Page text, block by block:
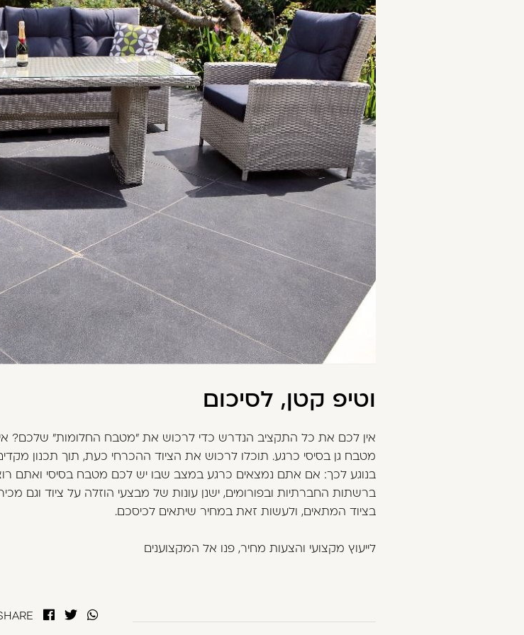
וטיפ קטן, לסיכום
אין לכם את כל התקציב הנדרש כדי לרכוש את "מטבח החלומות" שלכם?
מטבח גן בסיסי כרגע. תוכלו לרכוש את הציוד ההכרחי כעת, תוך תכנון
בנוגע לכך: אם אתם נמצאים כרגע במצב שבו יש לכם מטבח בסיסי ואתם
ברשתות החברתיות ובפורומים, ישנן עונות של מבצעי הוזלה על ציוד וגם
בציוד המתאים, ולעשות זאת במחיר שיתאים לכיסכם.
לייעוץ מקצועי והצעות מחיר, פנו אל המקצוענים